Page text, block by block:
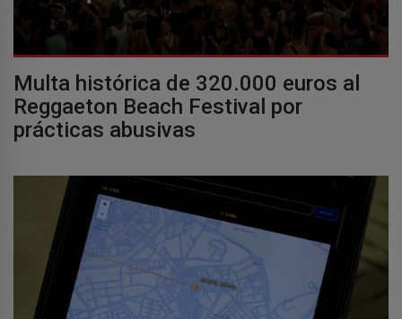
Multa histórica de 320.000 euros al
Reggaeton Beach Festival por
prácticas abusivas